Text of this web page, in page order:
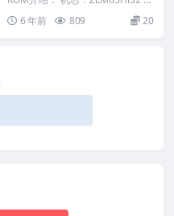
载件版本：V1.00036 适用机型：
请...6 年前 809 20